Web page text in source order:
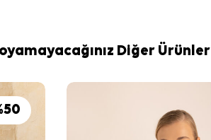
Diğer Ürünler
50